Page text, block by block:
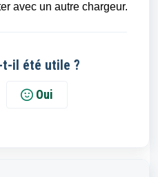
avec un autre chargeur.
il été utile ?
Oui